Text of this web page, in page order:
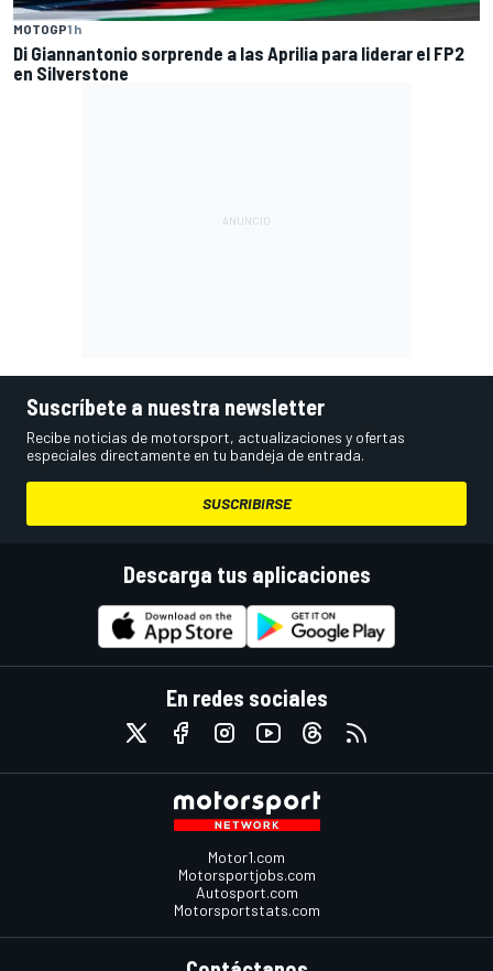
MOTOGP1 h
Di Giannantonio sorprende a las Aprilia para liderar el FP2
en Silverstone
Suscríbete a nuestra newsletter
Recibe noticias de motorsport, actualizaciones y ofertas
especiales directamente en tu bandeja de entrada.
SUSCRIBIRSE
Descarga tus aplicaciones
En redes sociales
Motor1.com
Motorsportjobs.com
Autosport.com
Motorsportstats.com